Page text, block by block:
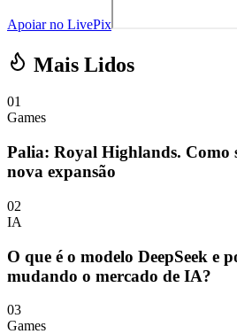
Apoiar no LivePix
Mais Lidos
01
Games
Palia: Royal Highlands. Como
nova expansão
02
IA
O que é o modelo DeepSeek e
mudando o mercado de IA?
03
Games